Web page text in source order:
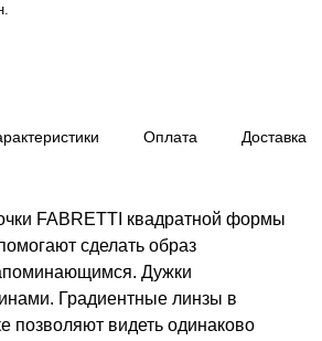
Оплата Доставка
FABRETTI квадратной формы
сделать образ
Дужки
Градиентные линзы в
позволяют видеть одинаково